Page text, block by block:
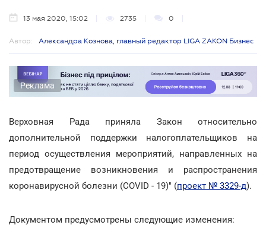
13 мая 2020, 15:02 2735 0
Автор: Александра Кознова, главный редактор LIGA ZAKON Бизнес
Реклама
Верховная Рада приняла Закон относительно
дополнительной поддержки налогоплательщиков на
период осуществления мероприятий, направленных на
предотвращение возникновения и распространения
коронавирусной болезни (COVID - 19)" (проект № 3329-д).
Документом предусмотрены следующие изменения: